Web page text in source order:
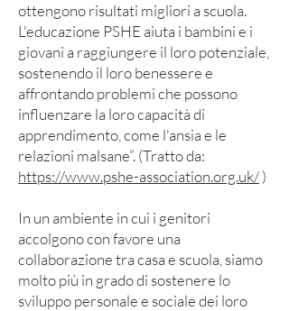
ottengono risultati migliori a scuola.
L'educazione PSHE aiuta i bambini e i
giovani a raggiungere il loro potenziale,
sostenendo il loro benessere e
affrontando problemi che possono
influenzare la loro capacità di
apprendimento, come l'ansia e le
relazioni malsane”. (Tratto da:
https://www.pshe-association.org.uk/)
In un ambiente in cui i genitori
accolgono con favore una
collaborazione tra casa e scuola, siamo
molto più in grado di sostenere lo
sviluppo personale e sociale dei loro